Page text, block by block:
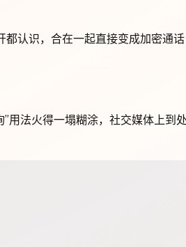
认识，合在一起直接变成加密通
法火得一塌糊涂，社交媒体上到